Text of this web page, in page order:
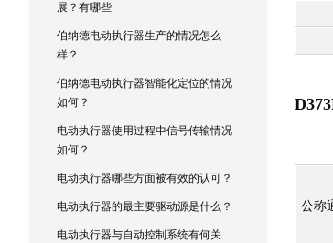
展？有哪些
伯纳德电动执行器生产的情况怎么
样？
伯纳德电动执行器智能化定位的情况
如何？
电动执行器使用过程中信号传输情况
如何？
电动执行器哪些方面被有效的认可？
电动执行器的最主要驱动源是什么？
电动执行器与自动控制系统有何关
公称